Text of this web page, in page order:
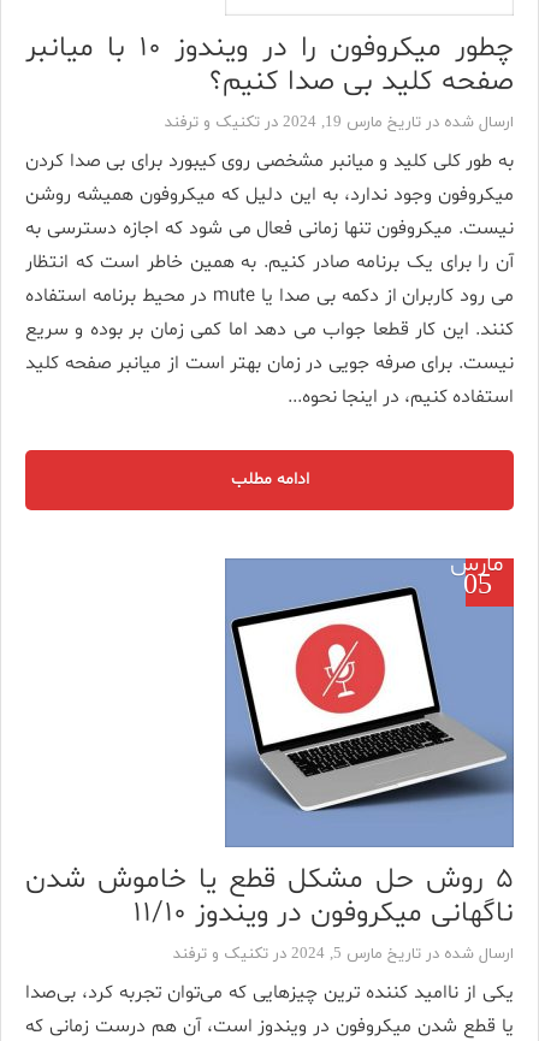
چطور میکروفون را در ویندوز ۱۰ با میانبر
صفحه کلید بی صدا کنیم؟
ارسال شده در تاریخ مارس 19, 2024 در تکنیک و ترفند
به طور کلی کلید و میانبر مشخصی روی کیبورد برای بی صدا کردن
میکروفون وجود ندارد، به این دلیل که میکروفون همیشه روشن
نیست. میکروفون تنها زمانی فعال می شود که اجازه دسترسی به
آن را برای یک برنامه صادر کنیم. به همین خاطر است که انتظار
می رود کاربران از دکمه بی صدا یا mute در محیط برنامه استفاده
کنند. این کار قطعا جواب می دهد اما کمی زمان بر بوده و سریع
نیست. برای صرفه جویی در زمان بهتر است از میانبر صفحه کلید
استفاده کنیم، در اینجا نحوه...
ادامه مطلب
مارس
05
۵ روش حل مشکل قطع یا خاموش شدن
ناگهانی میکروفون در ویندوز ۱۱/۱۰
ارسال شده در تاریخ مارس 5, 2024 در تکنیک و ترفند
یکی از ناامید کننده ‌ترین چیزهایی که می‌توان تجربه کرد، بی‌صدا
یا قطع شدن میکروفون در ویندوز است، آن هم درست زمانی که